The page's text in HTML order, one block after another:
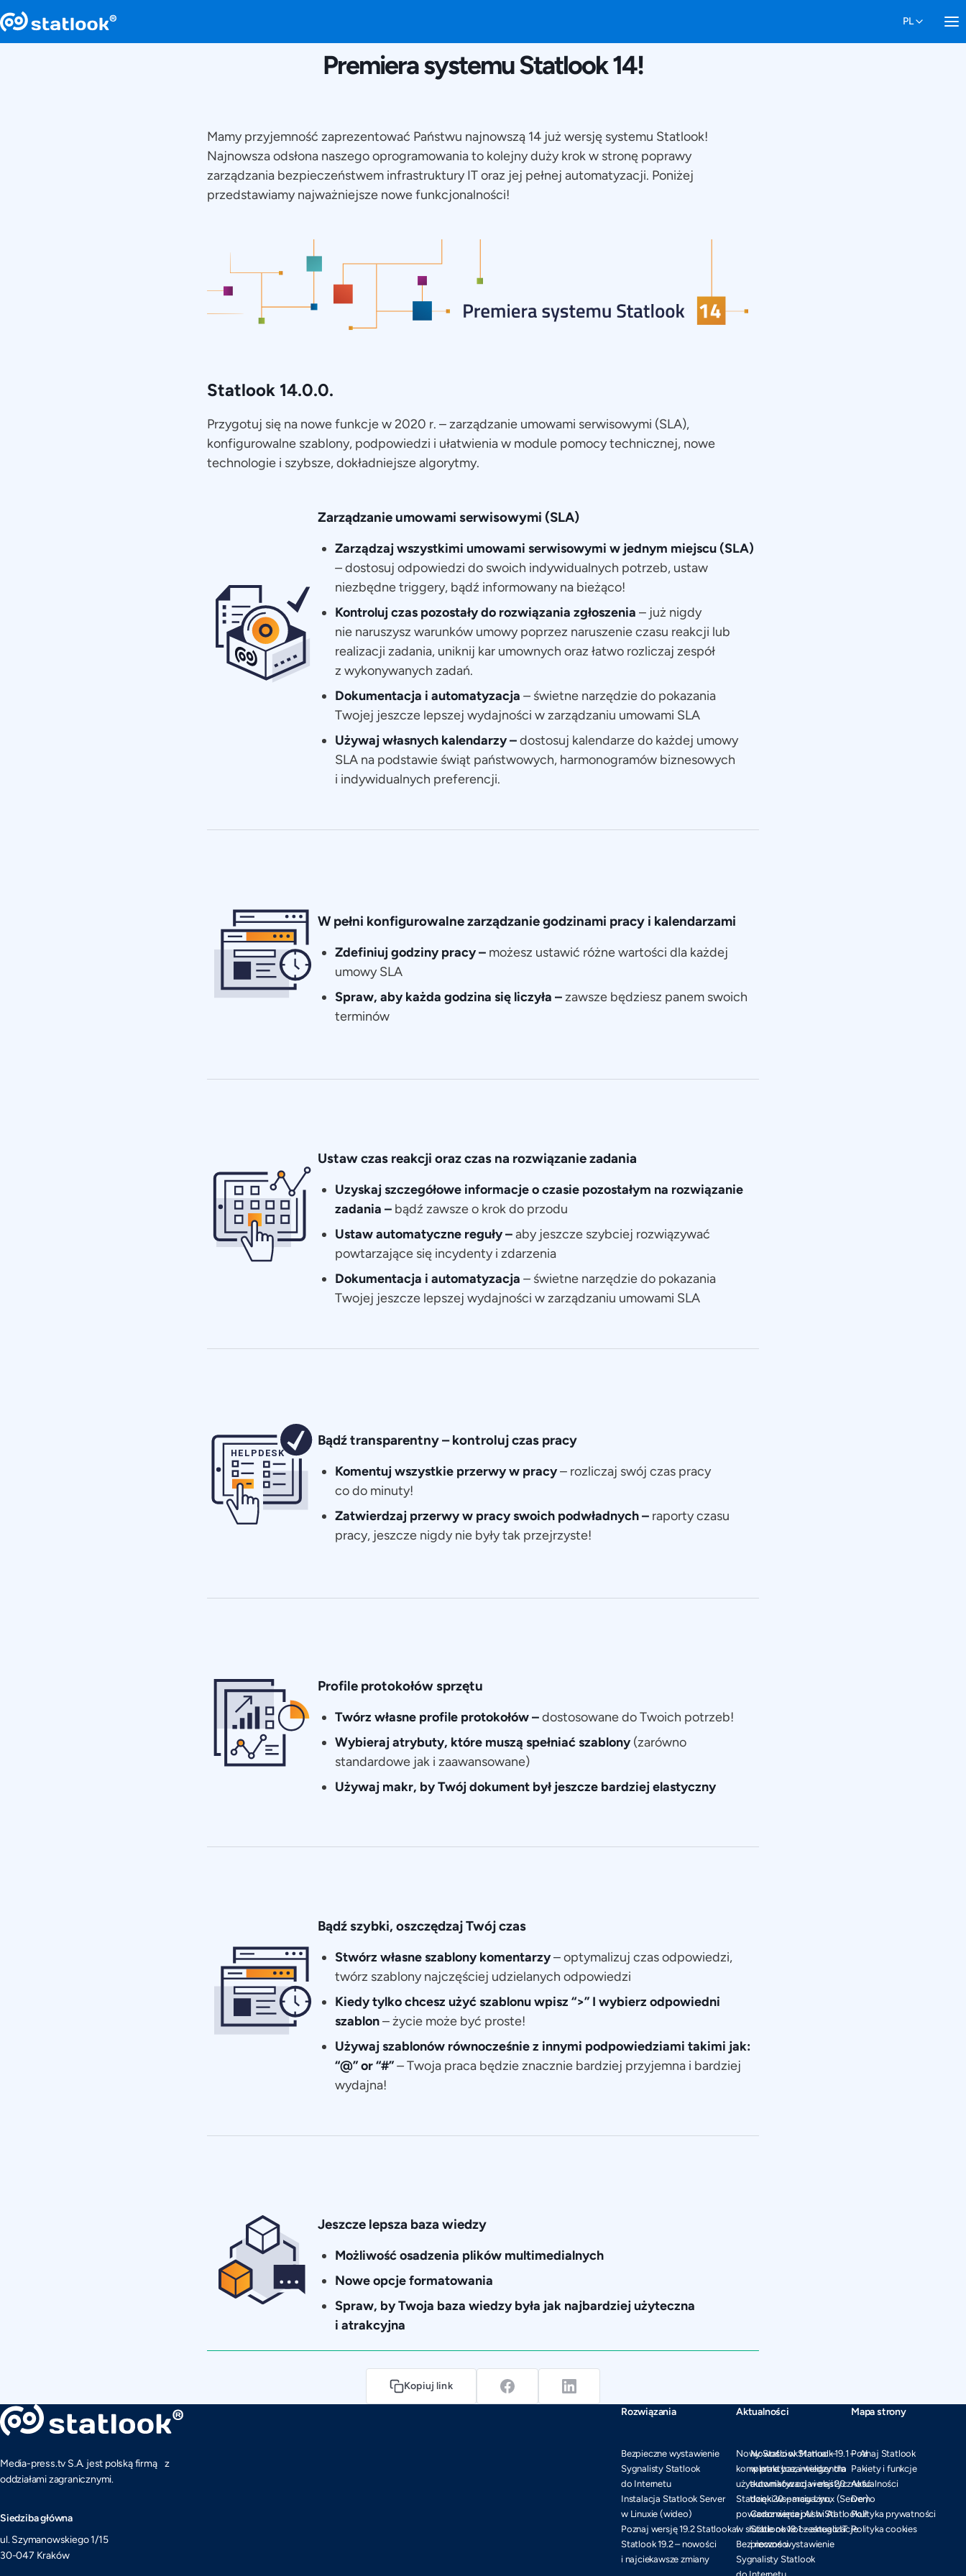
Premiera systemu Statlook 14!
Mamy przyjemność zaprezentować Państwu najnowszą 14 już wersję systemu Statlook!
Najnowsza odsłona naszego oprogramowania to kolejny duży krok w stronę poprawy
zarządzania bezpieczeństwem infrastruktury IT oraz jej pełnej automatyzacji. Poniżej
przedstawiamy najważniejsze nowe funkcjonalności!
Statlook 14.0.0.
Przygotuj się na nowe funkcje w 2020 r. – zarządzanie umowami serwisowymi (SLA),
konfigurowalne szablony, podpowiedzi i ułatwienia w module pomocy technicznej, nowe
technologie i szybsze, dokładniejsze algorytmy.
Zarządzanie umowami serwisowymi (SLA)
Zarządzaj wszystkimi umowami serwisowymi w jednym miejscu (SLA)
–dostosuj odpowiedzi do swoich indywidualnych potrzeb, ustaw
niezbędne triggery, bądź informowany na bieżąco!
Kontroluj czas pozostały do rozwiązania zgłoszenia – już nigdy
nie naruszysz warunków umowy poprzez naruszenie czasu reakcji lub
realizacji zadania, uniknij kar umownych oraz łatwo rozliczaj zespół
z wykonywanych zadań.
Dokumentacja i automatyzacja –świetne narzędzie do pokazania
Twojej jeszcze lepszej wydajności w zarządzaniu umowami SLA
Używaj własnych kalendarzy –dostosuj kalendarze do każdej umowy
SLA na podstawie świąt państwowych, harmonogramów biznesowych
i indywidualnych preferencji.
W pełni konfigurowalne zarządzanie godzinami pracy i kalendarzami
Zdefiniuj godziny pracy – możesz ustawić różne wartości dla każdej
umowy SLA
Spraw, aby każda godzina się liczyła –zawsze będziesz panem swoich
terminów
Ustaw czas reakcji oraz czas na rozwiązanie zadania
Uzyskaj szczegółowe informacje o czasie pozostałym na rozwiązanie
zadania – bądź zawsze o krok do przodu
Ustaw automatyczne reguły –aby jeszcze szybciej rozwiązywać
powtarzające się incydenty i zdarzenia
Dokumentacja i automatyzacja –świetne narzędzie do pokazania
Twojej jeszcze lepszej wydajności w zarządzaniu umowami SLA
Bądź transparentny– kontroluj czas pracy
Komentuj wszystkie przerwy w pracy– rozliczaj swój czas pracy
co do minuty!
Zatwierdzaj przerwy w pracy swoich podwładnych – raporty czasu
pracy, jeszcze nigdy nie były tak przejrzyste!
Profile protokołów sprzętu
Twórz własne profile protokołów –dostosowane do Twoich potrzeb!
Wybieraj atrybuty, które muszą spełniać szablony (zarówno
standardowe jak i zaawansowane)
Używaj makr, by Twój dokument był jeszcze bardziej elastyczny
Bądź szybki, oszczędzaj Twój czas
Stwórz własne szablony komentarzy– optymalizuj czas odpowiedzi,
twórz szablony najczęściej udzielanych odpowiedzi
Kiedy tylko chcesz użyć szablonu wpisz “>” I wybierz odpowiedni
szablon– życie może być proste!
Używaj szablonów równocześnie z innymi podpowiedziami takimi jak:
“@” or “#”– Twoja praca będzie znacznie bardziej przyjemna i bardziej
wydajna!
Jeszcze lepsza baza wiedzy
Możliwość osadzenia plików multimedialnych
Nowe opcje formatowania
Spraw, by Twoja baza wiedzy była jak najbardziej użyteczna
i atrakcyjna
Kopiuj link
Media-press.tv S.A. jest polską firmą z
oddziałami zagranicznymi.
Siedziba główna
ul. Szymanowskiego 1/15
30-047 Kraków
Rozwiązania
Bezpieczne wystawienie
Sygnalisty Statlook
do Internetu
Instalacja Statlook Server
w Linuxie (wideo)
Poznaj wersję 19.2 Statlooka!
Statlook 19.2 – nowości
i najciekawsze zmiany
Nowości w Statlook 19.1 – AI
w praktyce, inteligentna
automatyzacja i elastyczność
dzięki wsparciu Linux (Server)
Coraz więcej AI w Statlooku!
Statlook 19.1 – aktualizacje
i nowości
Aktualności
Nowy Statlook Manual –
kompletna baza wiedzy dla
użytkowników od wersji 20
Statlook 20 – magazyn,
powiadomienia push i AI
w służbie nowoczesnego IT
Bezpieczne wystawienie
Sygnalisty Statlook
Mapa strony
Poznaj Statlook
Pakiety i funkcje
Aktualności
Demo
Polityka prywatności
Polityka cookies